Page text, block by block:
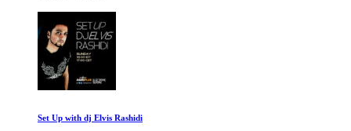
Set Up with dj Elvis Rashidi